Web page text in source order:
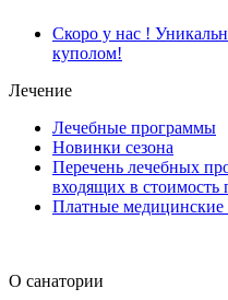
Скоро у нас !
куполом!
Лечение
Лечебные программы
Новинки сезона
Перечень лечебных
входящих в стоимость
Платные медицинские
О санатории